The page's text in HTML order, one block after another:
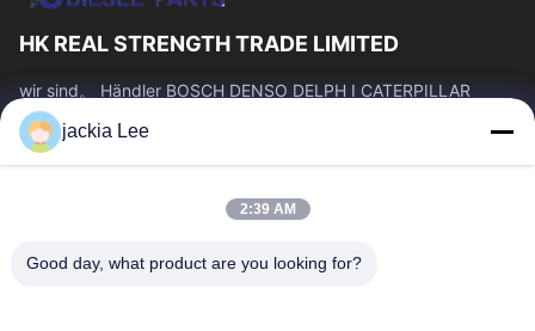
HK REAL STRENGTH TRADE LIMITED
wir sind。 Händler BOSCH DENSO DELPH I CATERPILLAR
VOLVO CUMMINS TOYOTA ISUZU Company whatsapp Zahl:
0086 159 2067 9523.
Schnelllinks
Produkte
Über Uns
Werksbesichtigung
jackia Lee
2:39 AM
Good day, what product are you looking for?